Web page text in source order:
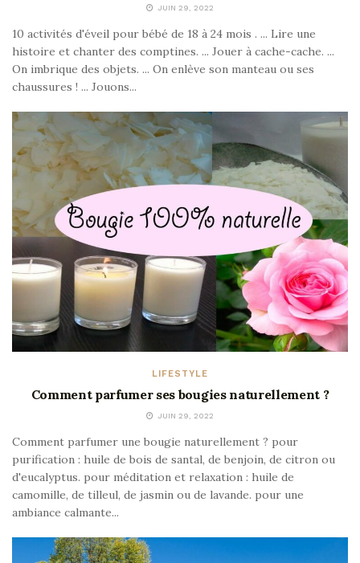
JUIN 29, 2022
10 activités d'éveil pour bébé de 18 à 24 mois . ... Lire une
histoire et chanter des comptines. ... Jouer à cache-cache. ...
On imbrique des objets. ... On enlève son manteau ou ses
chaussures ! ... Jouons...
LIFESTYLE
Comment parfumer ses bougies naturellement ?
JUIN 29, 2022
Comment parfumer une bougie naturellement ? pour
purification : huile de bois de santal, de benjoin, de citron ou
d'eucalyptus. pour méditation et relaxation : huile de
camomille, de tilleul, de jasmin ou de lavande. pour une
ambiance calmante...